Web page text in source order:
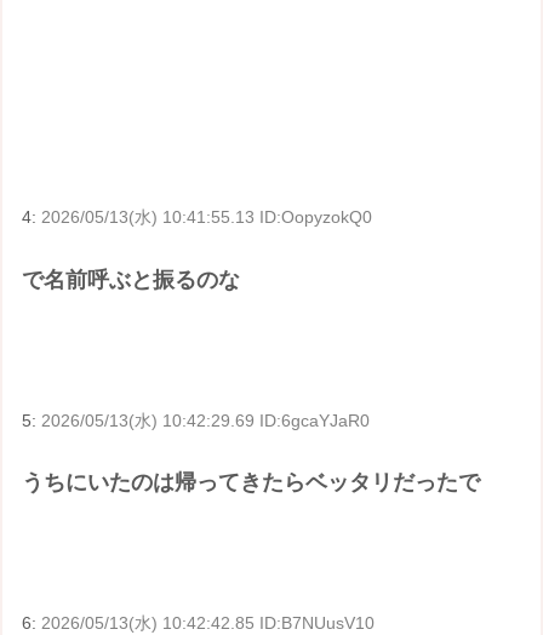
4:2026/05/13(水) 10:41:55.13 ID:OopyzokQ0
で名前呼ぶと振るのな
5: 2026/05/13(水) 10:42:29.69 ID:6gcaYJaR0
うちにいたのは帰ってきたらベッタリだったで
6:2026/05/13(水) 10:42:42.85 ID:B7NUusV10